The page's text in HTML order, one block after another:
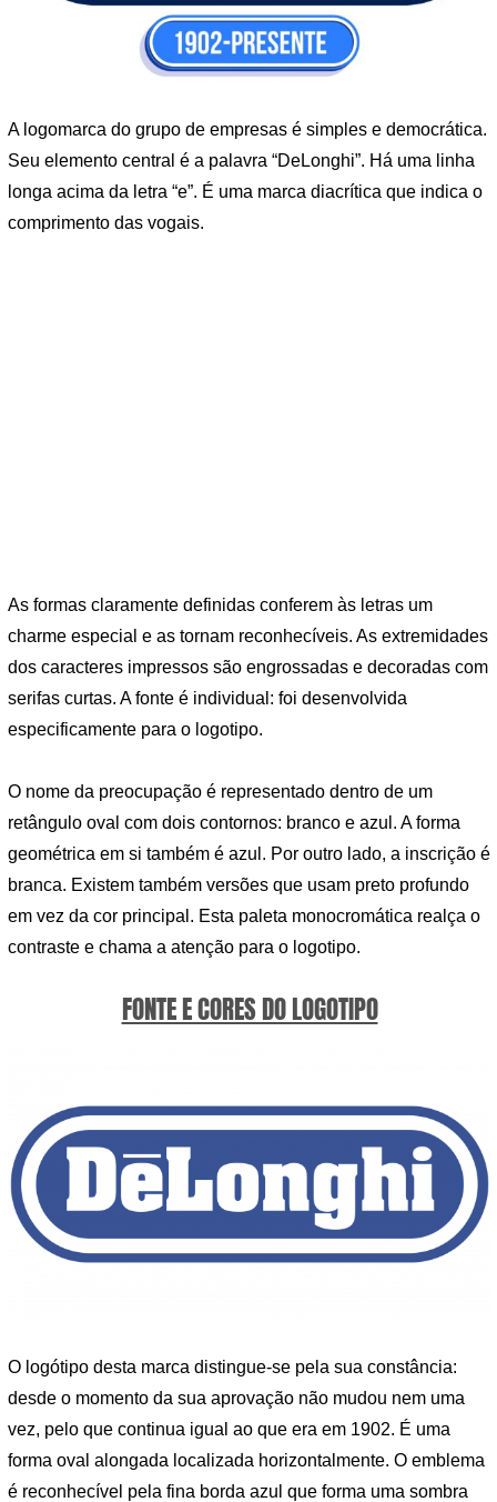
A logomarca do grupo de empresas é simples e democrática.
Seu elemento central é a palavra “DeLonghi”. Há uma linha
longa acima da letra “e”. É uma marca diacrítica que indica o
comprimento das vogais.
As formas claramente definidas conferem às letras um
charme especial e as tornam reconhecíveis. As extremidades
dos caracteres impressos são engrossadas e decoradas com
serifas curtas. A fonte é individual: foi desenvolvida
especificamente para o logotipo.
O nome da preocupação é representado dentro de um
retângulo oval com dois contornos: branco e azul. A forma
geométrica em si também é azul. Por outro lado, a inscrição é
branca. Existem também versões que usam preto profundo
em vez da cor principal. Esta paleta monocromática realça o
contraste e chama a atenção para o logotipo.
FONTE E CORES DO LOGOTIPO
O logótipo desta marca distingue-se pela sua constância:
desde o momento da sua aprovação não mudou nem uma
vez, pelo que continua igual ao que era em 1902. É uma
forma oval alongada localizada horizontalmente. O emblema
é reconhecível pela fina borda azul que forma uma sombra